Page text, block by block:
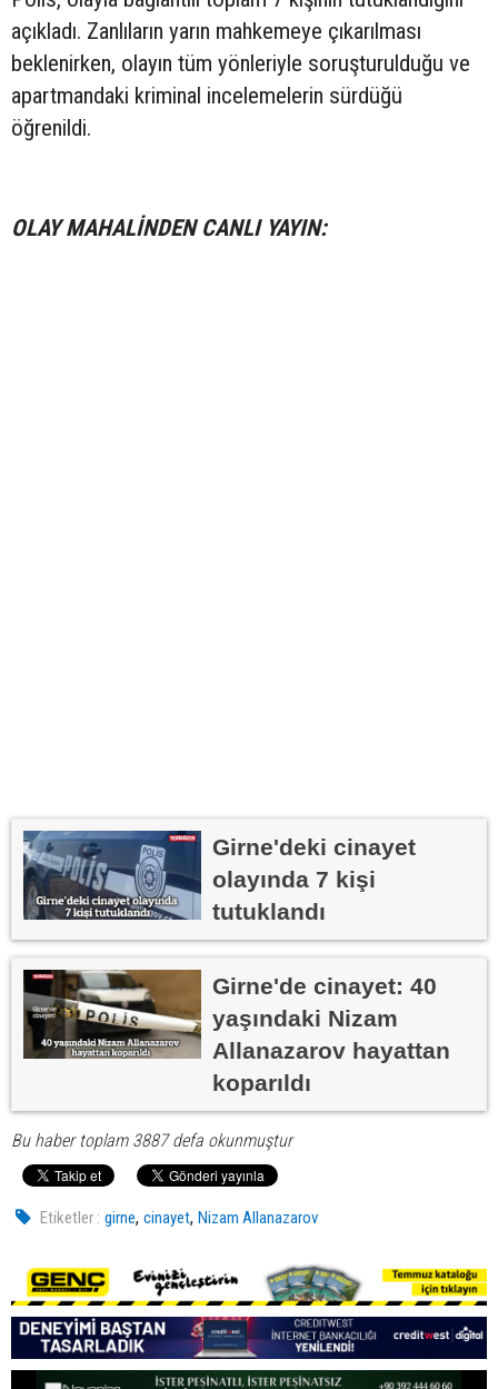
açıkladı. Zanlıların yarın mahkemeye çıkarılması
beklenirken, olayın tüm yönleriyle soruşturulduğu ve
apartmandaki kriminal incelemelerin sürdüğü
öğrenildi.
OLAY MAHALİNDEN CANLI YAYIN:
Girne'deki cinayet
olayında 7 kişi
tutuklandı
Girne'de cinayet: 40
yaşındaki Nizam
Allanazarov hayattan
koparıldı
Bu haber toplam 3887 defa okunmuştur
Etiketler : girne,cinayet,Nizam Allanazarov